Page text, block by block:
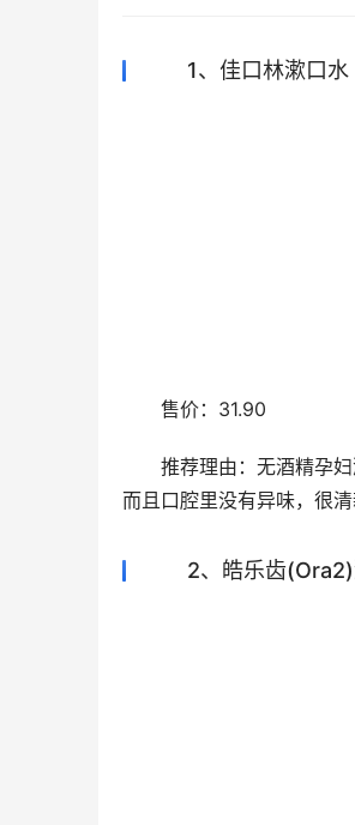
1、佳口林漱口水
售价：31.90
推荐理由：无酒精孕妇
而且口腔里没有异味，很
2、皓乐齿(Ora2)